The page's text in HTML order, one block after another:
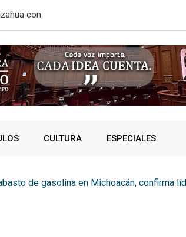
de
CULTURA ESPECIALES
de gasolina en Michoacán, confirma